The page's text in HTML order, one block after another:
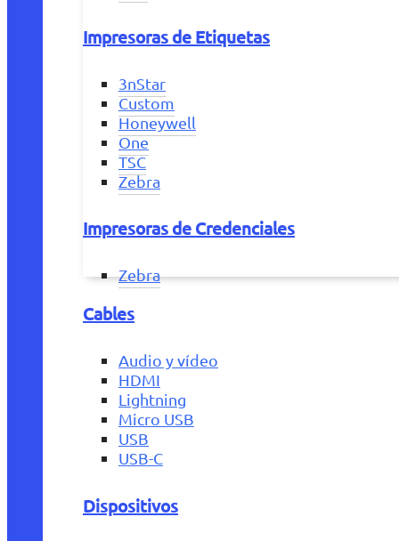
Impresoras de Etiquetas
3nStar
Custom
Honeywell
One
TSC
Zebra
Impresoras de Credenciales
Zebra
Cables
Audio y vídeo
HDMI
Lightning
Micro USB
USB
USB-C
Dispositivos